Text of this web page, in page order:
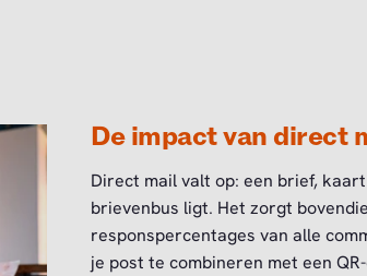
De impact van direct
Direct mail valt op: een brief,
brievenbus ligt. Het zorgt
responspercentages van alle
je post te combineren met een